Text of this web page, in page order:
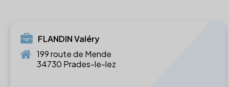
FLANDIN Valéry
199 route de Mende
34730 Prades-le-lez